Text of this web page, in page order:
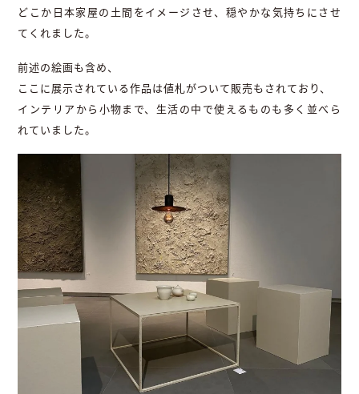
どこか日本家屋の土間をイメージさせ、穏やかな気持ちにさせ
てくれました。
前述の絵画も含め、
ここに展示されている作品は値札がついて販売もされており、
インテリアから小物まで、生活の中で使えるものも多く並べら
れていました。